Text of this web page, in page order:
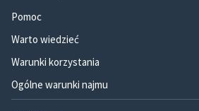
Pomoc
Warto wiedzieć
Warunki korzystania
Ogólne warunki najmu